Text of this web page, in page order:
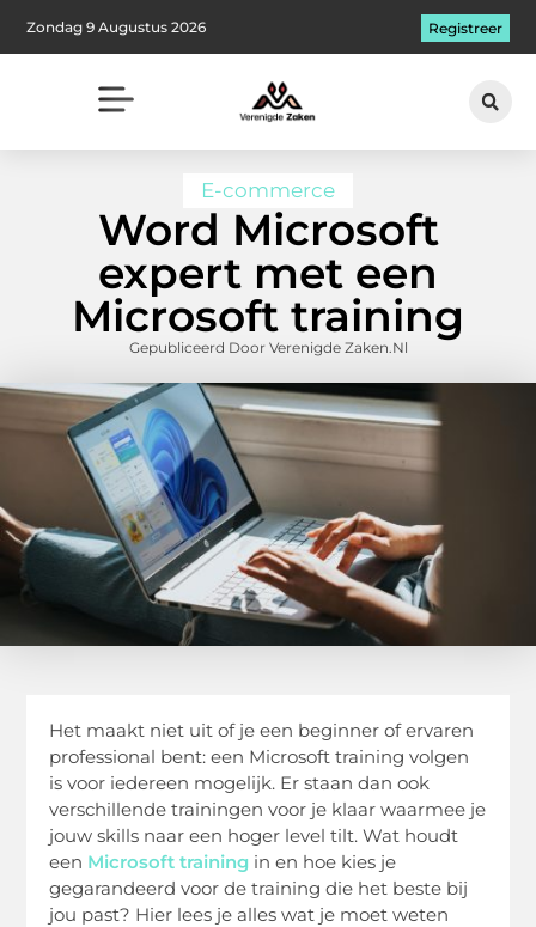
Zondag 9 Augustus 2026 Registreer
E-commerce
Word Microsoft
expert met een
Microsoft training
Gepubliceerd Door Verenigde Zaken.nl
Het maakt niet uit of je een beginner of ervaren
professional bent: een Microsoft training volgen
is voor iedereen mogelijk. Er staan dan ook
verschillende trainingen voor je klaar waarmee je
jouw skills naar een hoger level tilt. Wat houdt
een Microsoft training in en hoe kies je
gegarandeerd voor de training die het beste bij
jou past? Hier lees je alles wat je moet weten